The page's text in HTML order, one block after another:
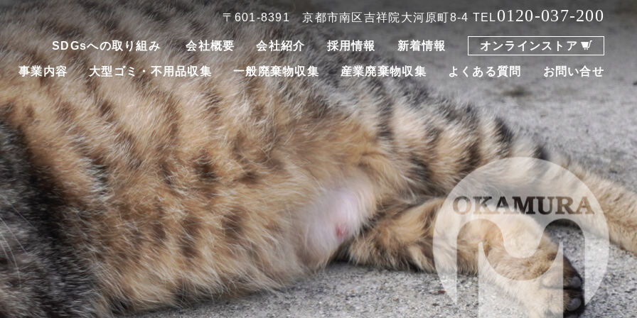
〒601-8391 京都市南区吉祥院大河原町8-4 TEL0120-037-200
SDGsへの取り組み 会社概要 会社紹介 採用情報 新着情報 オンラインストア
事業内容 大型ゴミ・不用品収集 一般廃棄物収集 産業廃棄物収集 よくある質問 お問い合せ